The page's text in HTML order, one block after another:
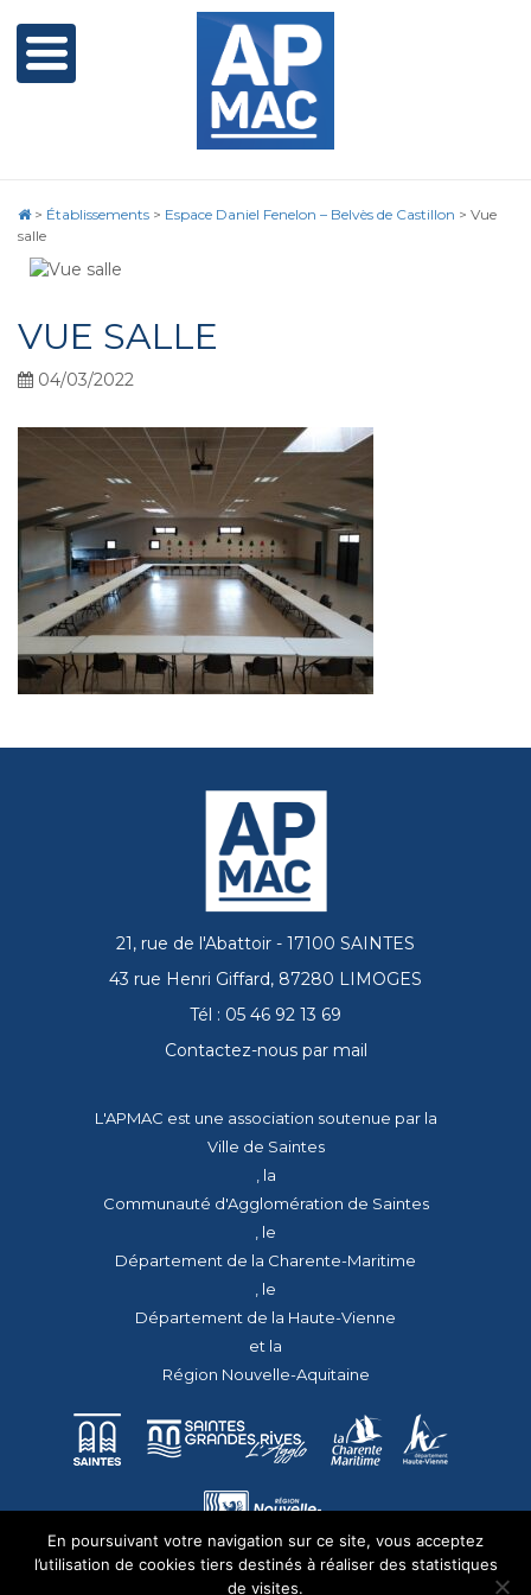
> Établissements > Espace Daniel Fenelon – Belvès de Castillon > Vue
salle
VUE SALLE
04/03/2022
21, rue de l'Abattoir - 17100 SAINTES
43 rue Henri Giffard, 87280 LIMOGES
Tél : 05 46 92 13 69
Contactez-nous par mail
L'APMAC est une association soutenue par la
Ville de Saintes
, la
Communauté d'Agglomération de Saintes
, le
Département de la Charente-Maritime
, le
Département de la Haute-Vienne
et la
Région Nouvelle-Aquitaine
En poursuivant votre navigation sur ce site, vous acceptez
l’utilisation de cookies tiers destinés à réaliser des statistiques
de visites.